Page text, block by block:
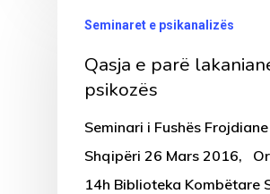
Seminaret e psikanalizës
Qasja e parë
psikozës
Seminari i Fushës
Shqipëri 26 Mars 2016,
14h Biblioteka Kombëtare